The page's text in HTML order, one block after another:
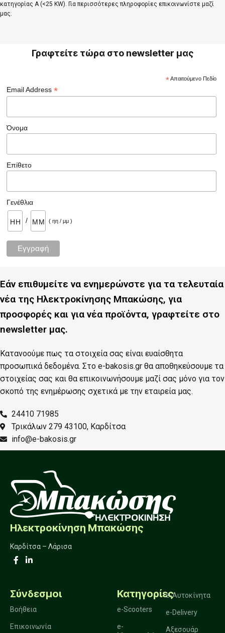
κατηγορίας Α (<25 KW). Για περισσότερες πληροφορίες επικοινωνίστε μαζί
μας.
Γραφτείτε τώρα στο newsletter μας
*Απαιτούμενο Πεδίο
Email Address*
Όνομα
Επίθετο
Γενέθλια
/ ( ηη / μμ )
Εάν επιθυμείτε να ενημερώνστε για τα τελευταία
νέα της Ηλεκτροκίνησης Μπακώσης, για
προσφορές και για νέα προϊόντα, γραφτείτε στο
newsletter μας.
Κατανοούμε πως τα στοιχεία σας είναι ευαίσθητα
προσωπικά δεδομένα. Στο e-bakosis.gr θα αποθηκεύσουμε τα
στοιχείας σας και θα επικοινωνήσουμε μαζί σας μόνο για τον
σκοπό της ενημέρωσης σχετικά με την εταιρεία μας.
24410 71985
Τρικάλων 279 43100, Καρδίτσα
info@e-bakosis.gr
Ηλεκτροκίνηση Μπακώσης
Καρδίτσα – Λάρισα
Σύνδεσμοι
Βοήθεια
Επικοινωνία
Κατηγορίες
e-Scooters
e-
e-Αυτοκίνητα
e-Delivery
Αξεσουάρ